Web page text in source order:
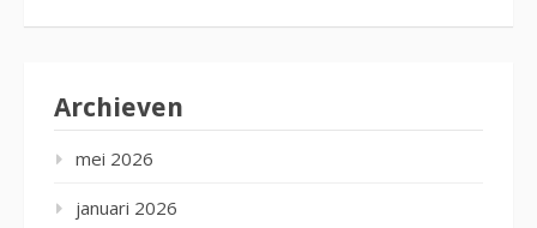
Archieven
mei 2026
januari 2026